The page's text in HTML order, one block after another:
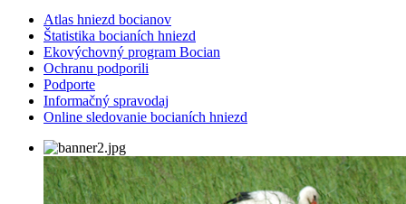
Atlas hniezd bocianov
Štatistika bocianích hniezd
Ekovýchovný program Bocian
Ochranu podporili
Podporte
Informačný spravodaj
Online sledovanie bocianích hniezd